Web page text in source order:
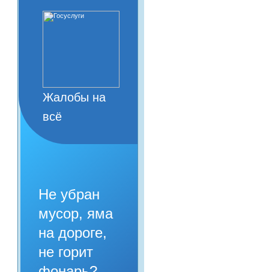
Жалобы на
всё
Не убран
мусор, яма
на дороге,
не горит